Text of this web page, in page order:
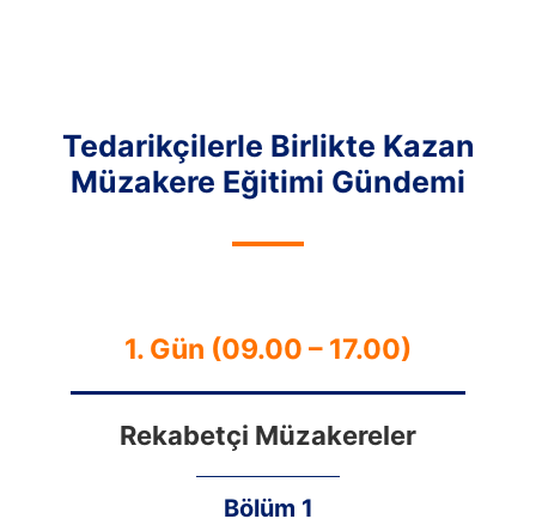
Tedarikçilerle Birlikte Kazan
Müzakere Eğitimi Gündemi
1. Gün (09.00 – 17.00)
Rekabetçi Müzakereler
Bölüm 1